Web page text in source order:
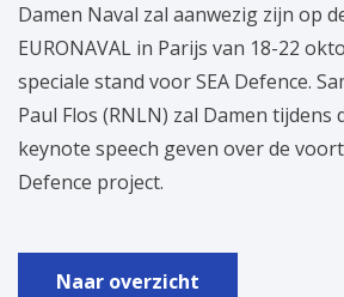
Damen Naval zal aanwezig zijn op
EURONAVAL in Parijs van 18-22
speciale stand voor SEA Defence.
Paul Flos (RNLN) zal Damen tijdens
keynote speech geven over de
Defence project.
Naar overzicht